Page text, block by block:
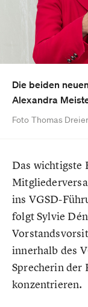
Die beiden
Alexandra
Foto Thomas Dreier
Das wichtigste
ins VGSD-
folgt Sylvie
innerhalb des
Sprecherin der
konzentrieren.